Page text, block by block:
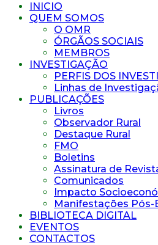
INICIO
QUEM SOMOS
O OMR
ÓRGÃOS SOCIAIS
MEMBROS
INVESTIGAÇÃO
PERFIS DOS
Linhas de
PUBLICAÇÕES
Livros
Observador Rural
Destaque Rural
FMO
Boletins
Assinatura de
Comunicados
Impacto
Manifestações Pós-
BIBLIOTECA DIGITAL
EVENTOS
CONTACTOS